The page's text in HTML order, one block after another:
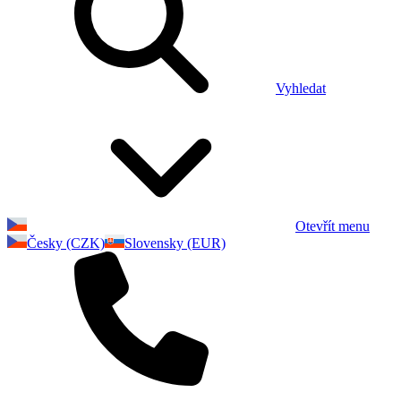
Vyhledat
Otevřít menu
Česky (CZK)
Slovensky (EUR)